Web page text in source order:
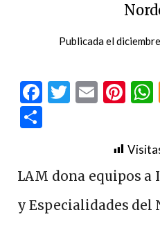
Publicada el
Facebook
Twitter
Email
LAM dona equipos
y Especialidades del